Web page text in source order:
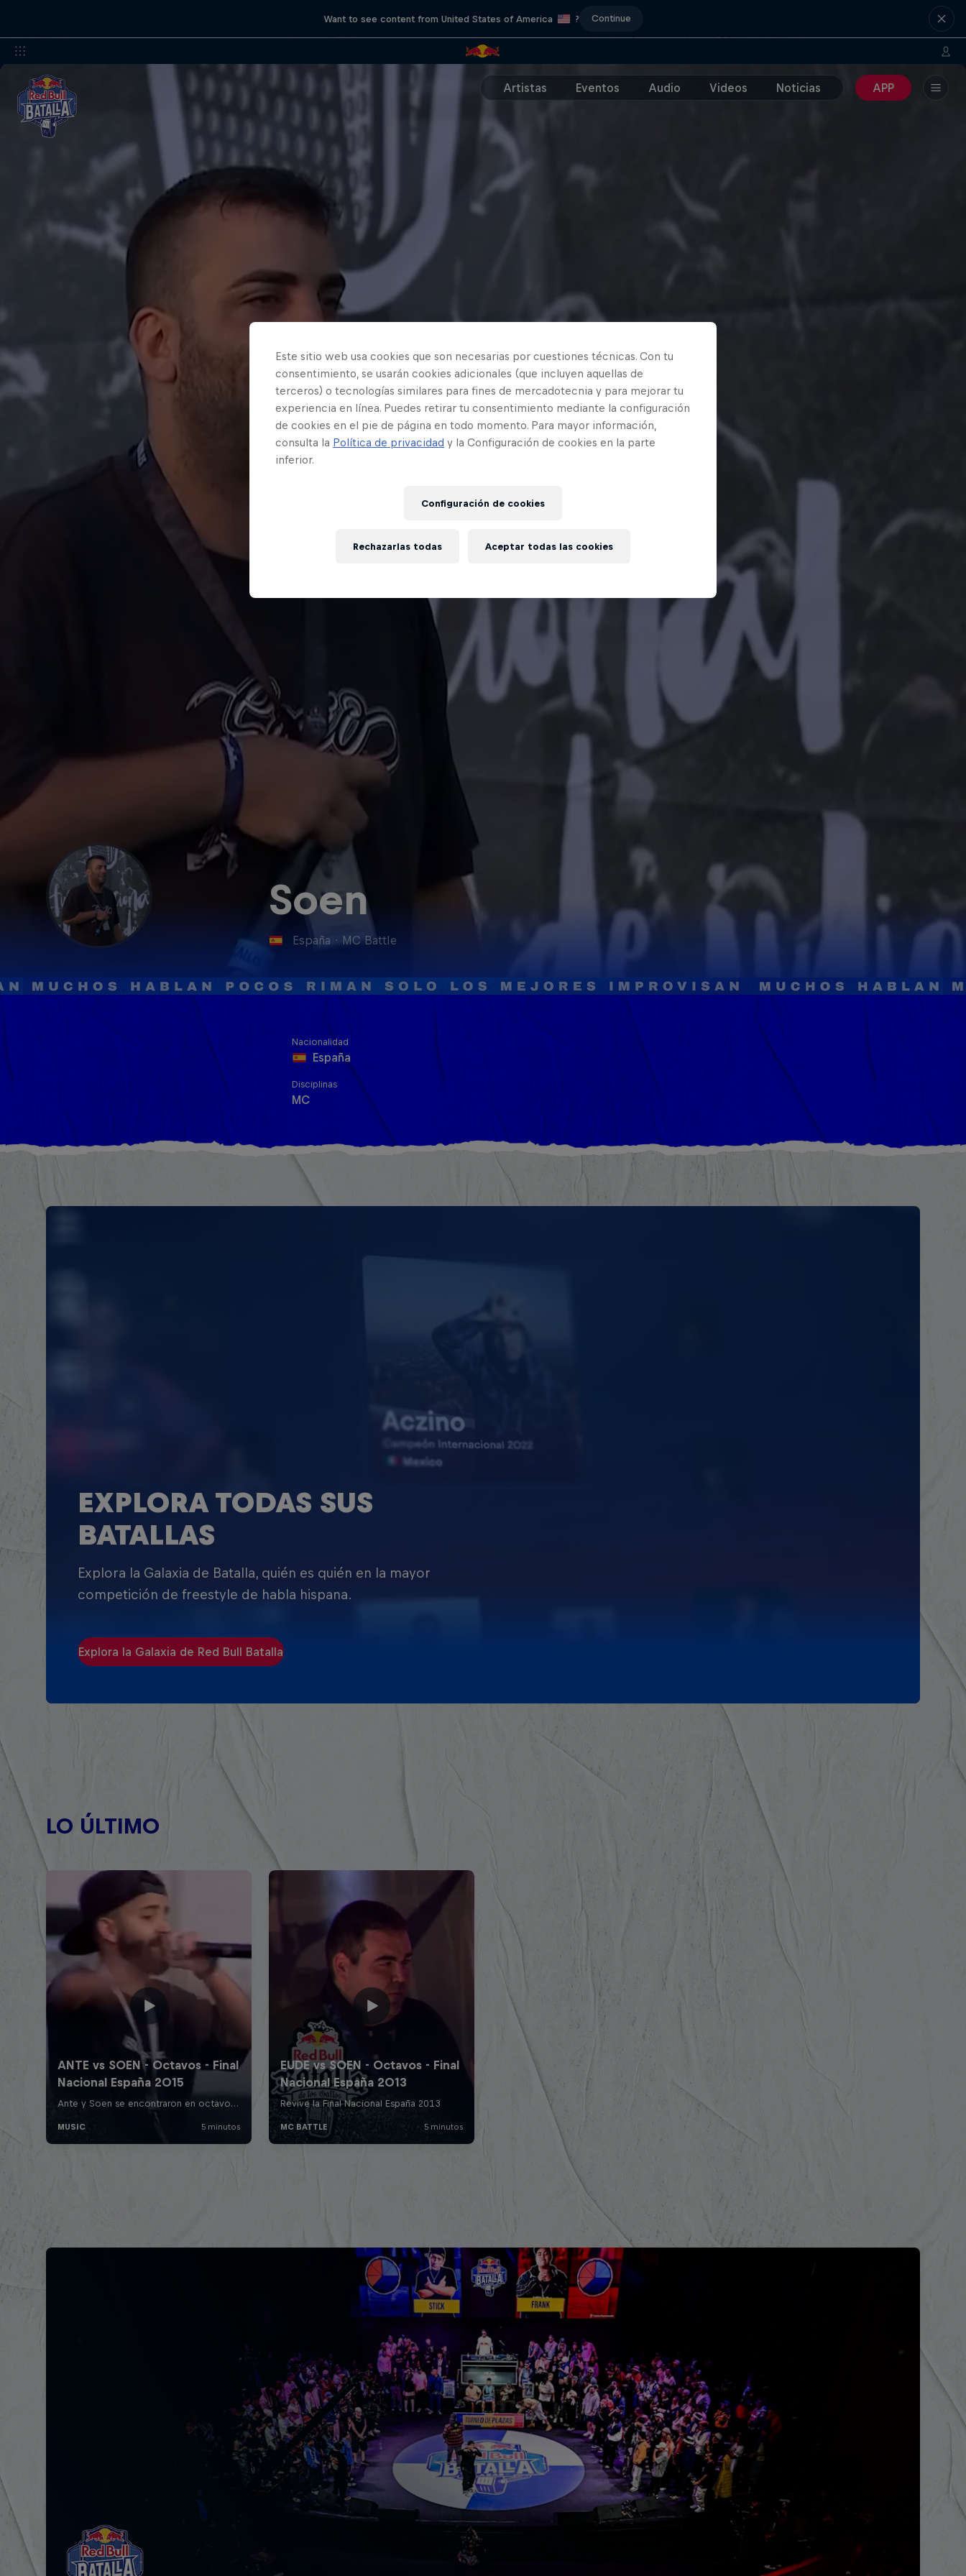
Want to see content from United States of America ? Continue
Artistas Eventos Audio Videos Noticias APP
Soen
España · MC Battle
Nacionalidad
España
Disciplinas
MC
EXPLORA TODAS SUS
BATALLAS
Explora la Galaxia de Batalla, quién es quién en la mayor
competición de freestyle de habla hispana.
Explora la Galaxia de Red Bull Batalla
LO ÚLTIMO
Este sitio web usa cookies que son necesarias por cuestiones técnicas. Con tu
consentimiento, se usarán cookies adicionales (que incluyen aquellas de
terceros) o tecnologías similares para fines de mercadotecnia y para mejorar tu
experiencia en línea. Puedes retirar tu consentimiento mediante la configuración
de cookies en el pie de página en todo momento. Para mayor información,
consulta la Política de privacidad y la Configuración de cookies en la parte
inferior.
Configuración de cookies
Rechazarlas todas Aceptar todas las cookies